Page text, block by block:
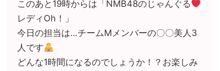
このあと19時からは「NMB48のじゃんぐる
レディOh！」
今日の担当は…チームMメンバーの〇〇美人3
人です
どんな1時間になるのでしょうか！？お楽しみ